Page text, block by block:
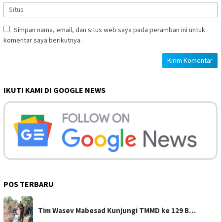
Simpan nama, email, dan situs web saya pada peramban ini untuk
komentar saya berikutnya.
IKUTI KAMI DI GOOGLE NEWS
POS TERBARU
Tim Wasev Mabesad Kunjungi TMMD ke 129 B…